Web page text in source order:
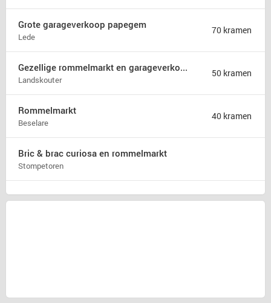
Grote garageverkoop papegem
Lede
70 kramen
Gezellige rommelmarkt en garageverkoop met live ambiance muziek
Landskouter
50 kramen
Rommelmarkt
Beselare
40 kramen
Bric & brac curiosa en rommelmarkt
Stompetoren